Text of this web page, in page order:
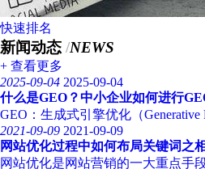
快速排名
新闻动态 /NEWS
+ 查看更多
2025-09-04 2025-09-04
什么是GEO？中小企业如何进行
GEO：生成式引擎优化（Generative
2021-09-09 2021-09-09
网站优化过程中如何布局关键词之
网站优化是网站营销的一大重点手